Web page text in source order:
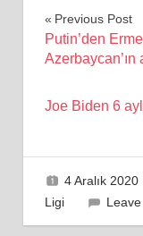
Yazı
Previous Post
Putin’den
Azerbaycan’ın
Joe Biden 6
4 Aralık 2020
Ligi